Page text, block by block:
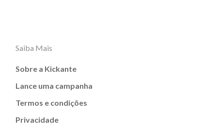
Saiba Mais
Sobre a Kickante
Lance uma campanha
Termos e condições
Privacidade